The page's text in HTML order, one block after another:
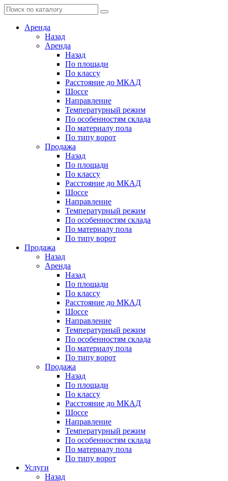
Аренда
Назад
Аренда
Назад
По площади
По классу
Расстояние до МКАД
Шоссе
Направление
Температурный режим
По особенностям склада
По материалу пола
По типу ворот
Продажа
Назад
По площади
По классу
Расстояние до МКАД
Шоссе
Направление
Температурный режим
По особенностям склада
По материалу пола
По типу ворот
Продажа
Назад
Аренда
Назад
По площади
По классу
Расстояние до МКАД
Шоссе
Направление
Температурный режим
По особенностям склада
По материалу пола
По типу ворот
Продажа
Назад
По площади
По классу
Расстояние до МКАД
Шоссе
Направление
Температурный режим
По особенностям склада
По материалу пола
По типу ворот
Услуги
Назад